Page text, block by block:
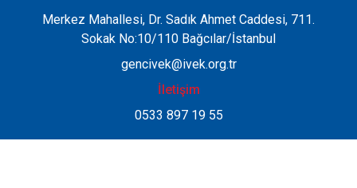
Merkez Mahallesi, Dr. Sadık Ahmet Caddesi, 711.
Sokak No:10/110 Bağcılar/İstanbul
gencivek@ivek.org.tr
İletişim
0533 897 19 55